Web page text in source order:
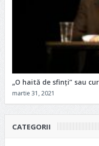
„O haită de sfinți” sau
martie 31, 2021
CATEGORII